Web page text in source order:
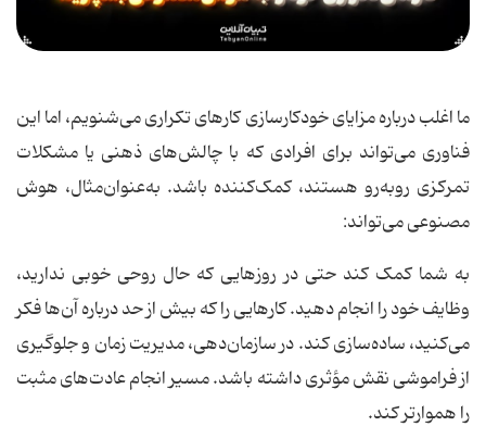
ما اغلب درباره مزایای خودکارسازی کارهای تکراری می‌شنویم، اما این
فناوری می‌تواند برای افرادی که با چالش‌های ذهنی یا مشکلات
تمرکزی روبه‌رو هستند، کمک‌کننده باشد. به‌عنوان‌مثال، هوش
مصنوعی می‌تواند:
به شما کمک کند حتی در روزهایی که حال روحی خوبی ندارید،
وظایف خود را انجام دهید. کارهایی را که بیش از حد درباره آن‌ها فکر
می‌کنید، ساده‌سازی کند. در سازمان‌دهی، مدیریت زمان و جلوگیری
از فراموشی نقش مؤثری داشته باشد. مسیر انجام عادت‌های مثبت
را هموارتر کند.